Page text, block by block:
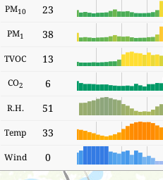
PM10 23
PM1 38
TVOC 13
CO2 6
R.H. 51
Temp 33
Wind 0